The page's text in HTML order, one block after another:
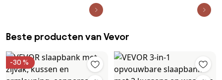
Beste producten van Vevor
-30 %